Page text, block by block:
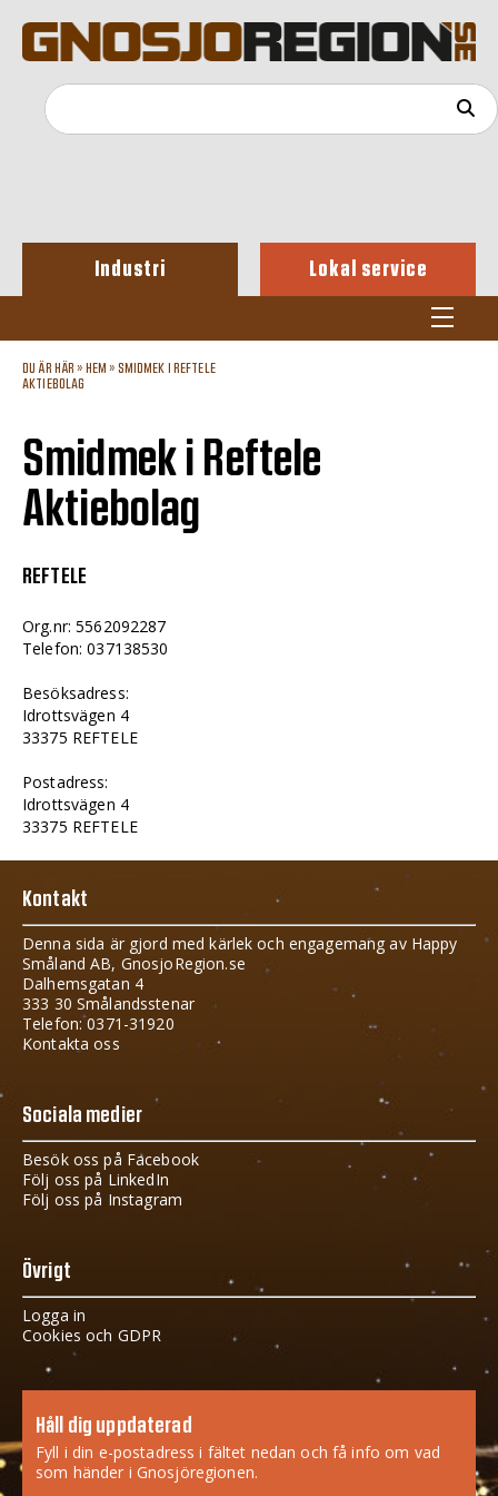
Industri Lokal service
DU ÄR HÄR » HEM » SMIDMEK I REFTELE
AKTIEBOLAG
Smidmek i Reftele
Aktiebolag
REFTELE
Org.nr: 5562092287
Telefon: 037138530
Besöksadress:
Idrottsvägen 4
33375 REFTELE
Postadress:
Idrottsvägen 4
33375 REFTELE
Kontakt
Denna sida är gjord med kärlek och engagemang av Happy
Småland AB, GnosjoRegion.se
Dalhemsgatan 4
333 30 Smålandsstenar
Telefon: 0371-31920
Kontakta oss
Sociala medier
Besök oss på Facebook
Följ oss på LinkedIn
Följ oss på Instagram
Övrigt
Logga in
Cookies och GDPR
Håll dig uppdaterad
Fyll i din e-postadress i fältet nedan och få info om vad
som händer i Gnosjöregionen.